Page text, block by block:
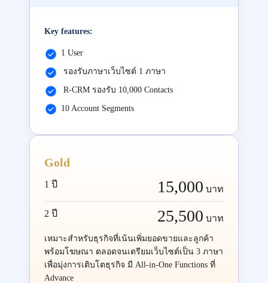
Key features:
1 User
รองรับภาษาเว็บไซต์ 1 ภาษา
R-CRM รองรับ 10,000 Contacts
10 Account Segments
Gold
1 ปี 15,000 บาท
2 ปี 25,500 บาท
เหมาะสำหรับธุรกิจที่เน้นเพิ่มยอดขายและลูกค้า
พร้อมโฆษณา ตลอดจนเตรียมเว็บไซต์เป็น 3 ภาษา
เพื่อมุ่งการเติบโตธุรกิจ มี All-in-One Functions ที่
Advance